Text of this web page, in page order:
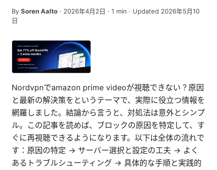
By Soren Aalto · 2026年4月2日 · 1 min · Updated 2026年5月10
日
Nordvpnでamazon prime videoが視聴できない？原因
と最新の解決策をというテーマで、実際に役立つ情報を
網羅しました。結論から言うと、対処法は意外とシンプ
ル。この記事を読めば、ブロックの原因を特定して、す
ぐに再視聴できるようになります。以下は全体の流れで
す：原因の特定 → サーバー選択と設定の工夫 → よく
あるトラブルシューティング → 具体的な手順と実践的